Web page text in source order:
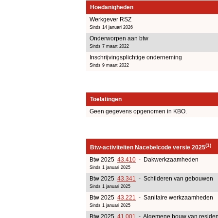
Hoedanigheden
Werkgever RSZ
Sinds 14 januari 2026
Onderworpen aan btw
Sinds 7 maart 2022
Inschrijvingsplichtige onderneming
Sinds 9 maart 2022
Toelatingen
Geen gegevens opgenomen in KBO.
Btw-activiteiten Nacebelcode versie 2025(1)
Btw 2025 43.410 - Dakwerkzaamheden
Sinds 1 januari 2025
Btw 2025 43.341 - Schilderen van gebouwen
Sinds 1 januari 2025
Btw 2025 43.221 - Sanitaire werkzaamheden
Sinds 1 januari 2025
Btw 2025 41.001 - Algemene bouw van